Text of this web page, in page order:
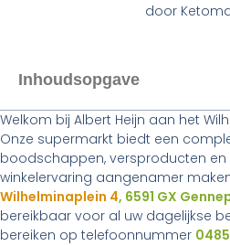
door
Inhoudsopgave
Welkom bij Albert Heijn aan het
Onze supermarkt biedt een
boodschappen, versproducten
winkelervaring aangenamer
Wilhelminaplein 4, 6591 GX
bereikbaar voor al uw dagelijkse
bereiken op telefoonnummer